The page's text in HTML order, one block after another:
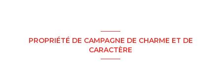
PROPRIÉTÉ DE CAMPAGNE DE CHARME ET DE
CARACTÈRE